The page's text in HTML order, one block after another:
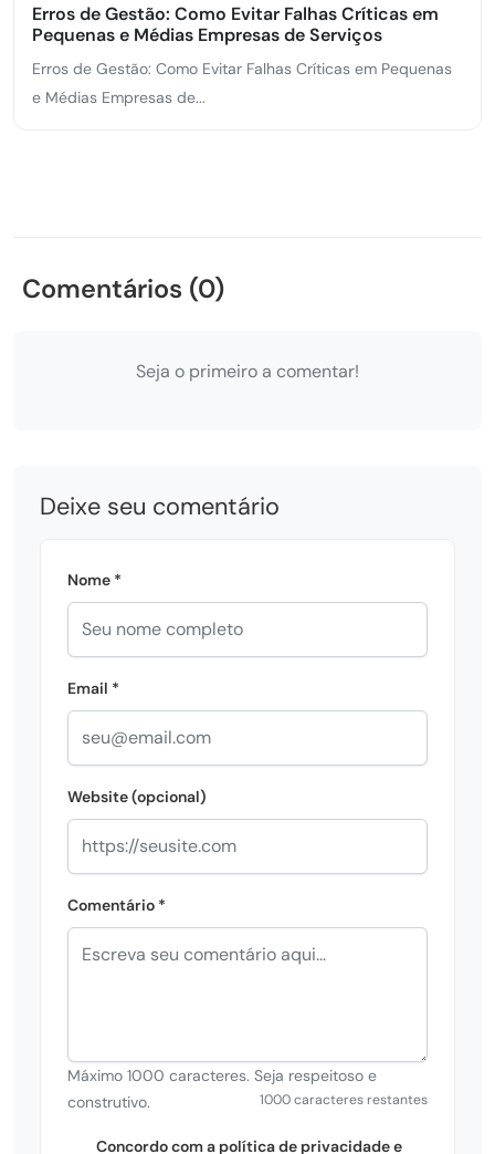
Erros de Gestão: Como Evitar Falhas Críticas em
Pequenas e Médias Empresas de Serviços
Erros de Gestão: Como Evitar Falhas Críticas em Pequenas
e Médias Empresas de...
Comentários (0)
Seja o primeiro a comentar!
Deixe seu comentário
Nome *
Email *
Website (opcional)
Comentário *
Máximo 1000 caracteres. Seja respeitoso e
construtivo.
1000 caracteres restantes
Concordo com a política de privacidade e